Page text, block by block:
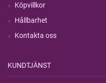
Köpvillkor
Hållbarhet
Kontakta oss
KUNDTJÄNST